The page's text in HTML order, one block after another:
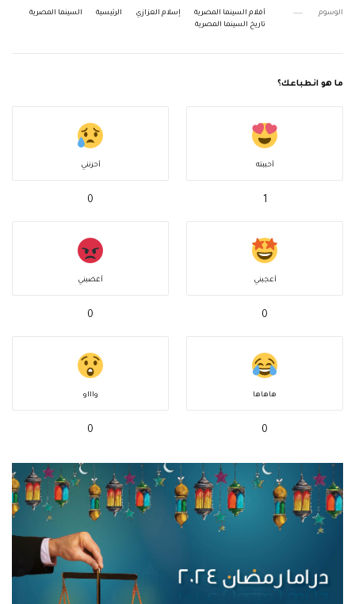
الوسوم أفلام السينما المصرية إسلام العزازي الرئيسية
السينما المصرية
تاريخ السينما المصرية
ما هو انطباعك؟
أحببته
1
أحزنني
0
أعجبني
0
أغضبني
0
هاهاها
0
واااو
0